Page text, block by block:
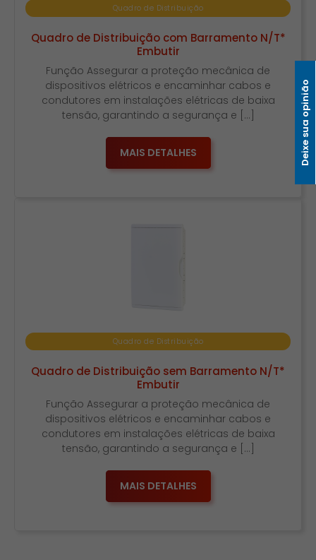
Quadro de Distribuição
Quadro de Distribuição com Barramento N/T*
Embutir
Função Assegurar a proteção mecânica de
dispositivos elétricos e encaminhar cabos e
condutores em instalações elétricas de baixa
tensão, garantindo a segurança e […]
MAIS DETALHES
Quadro de Distribuição
Quadro de Distribuição sem Barramento N/T*
Embutir
Função Assegurar a proteção mecânica de
dispositivos elétricos e encaminhar cabos e
condutores em instalações elétricas de baixa
tensão, garantindo a segurança e […]
MAIS DETALHES
Deixe sua opinião